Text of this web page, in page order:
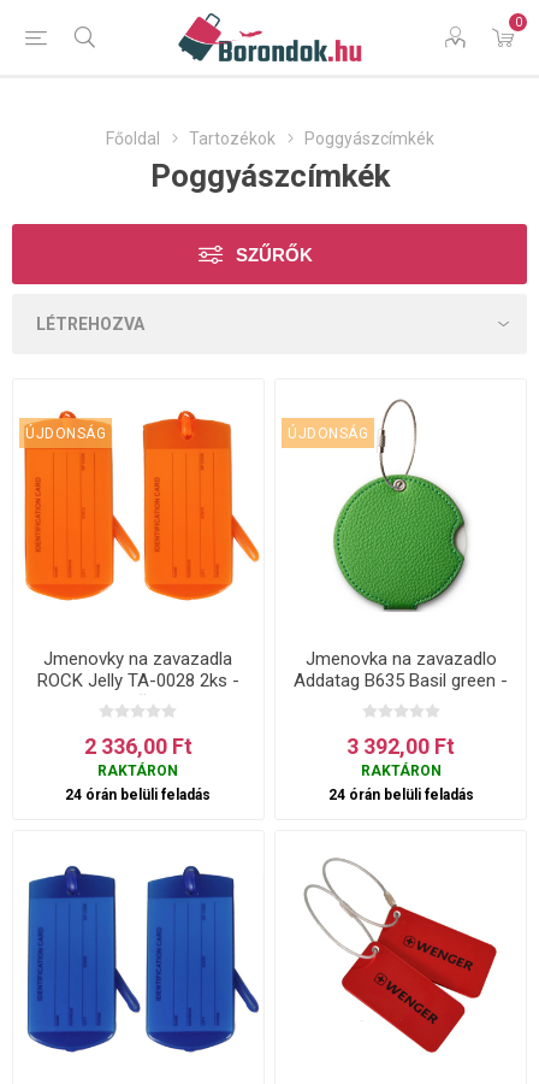
0
Főoldal Tartozékok Poggyászcímkék
Poggyászcímkék
SZŰRŐK
ÚJDONSÁG
Jmenovky na zavazadla
ROCK Jelly TA-0028 2ks -
Oranžová
2 336,00 Ft
RAKTÁRON
24 órán belüli feladás
ÚJDONSÁG
Jmenovka na zavazadlo
Addatag B635 Basil green -
zelená
3 392,00 Ft
RAKTÁRON
24 órán belüli feladás